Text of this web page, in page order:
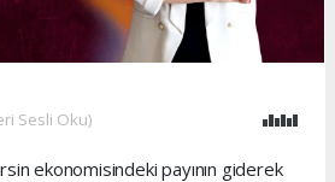
Sesli Oku)
ekonomisindeki payının giderek